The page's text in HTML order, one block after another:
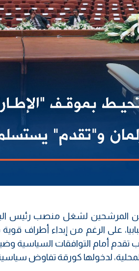
من المرشحين لشغل منصب رئيس
على الرغم من إبداء أطراف
أمام التوافقات السياسية
المحلية، لدخولها كورقة تفاوض